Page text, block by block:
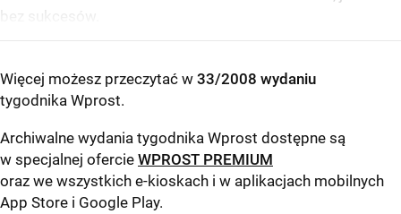
Więcej możesz przeczytać w 33/2008 wydaniu
tygodnika Wprost.
Archiwalne wydania tygodnika Wprost dostępne są
w specjalnej ofercie WPROST PREMIUM
oraz we wszystkich e-kioskach i w aplikacjach mobilnych
App Store i Google Play.